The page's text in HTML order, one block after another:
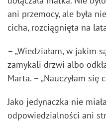
ani przemocy, ale była
cicha, rozciągnięta na
– „Wiedziałam, w jakim
zamykali drzwi albo
Marta. – „Nauczyłam się
Jako jedynaczka nie
odpowiedzialności ani